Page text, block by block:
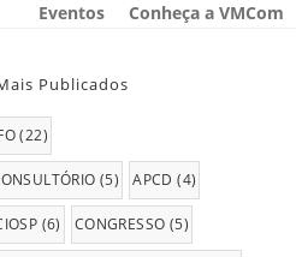
Eventos Conheça a VMCom
Publicados
(22)
(5) APCD (4)
(6) CONGRESSO (5)